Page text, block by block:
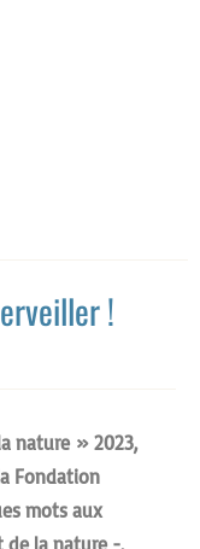
!
nature » 2023,
Fondation
mots aux
de la nature -,